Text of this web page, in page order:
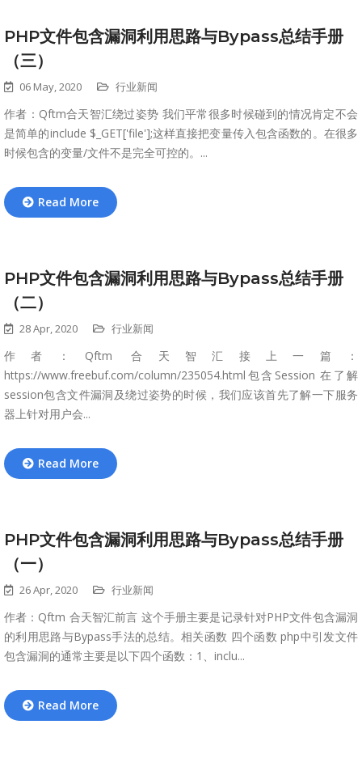
PHP文件包含漏洞利用思路与Bypass总结手册
（三）
06 May, 2020 行业新闻
作者：Qftm合天智汇绕过姿势 我们平常很多时候碰到的情况肯定不会
是简单的include $_GET['file'];这样直接把变量传入包含函数的。在很多
时候包含的变量/文件不是完全可控的。...
Read More
PHP文件包含漏洞利用思路与Bypass总结手册
（二）
28 Apr, 2020 行业新闻
作者：Qftm 合天智汇接上一篇：
https://www.freebuf.com/column/235054.html包含Session 在了解
session包含文件漏洞及绕过姿势的时候，我们应该首先了解一下服务
器上针对用户会...
Read More
PHP文件包含漏洞利用思路与Bypass总结手册
（一）
26 Apr, 2020 行业新闻
作者：Qftm 合天智汇前言 这个手册主要是记录针对PHP文件包含漏洞
的利用思路与Bypass手法的总结。相关函数 四个函数 php中引发文件
包含漏洞的通常主要是以下四个函数：1、inclu...
Read More